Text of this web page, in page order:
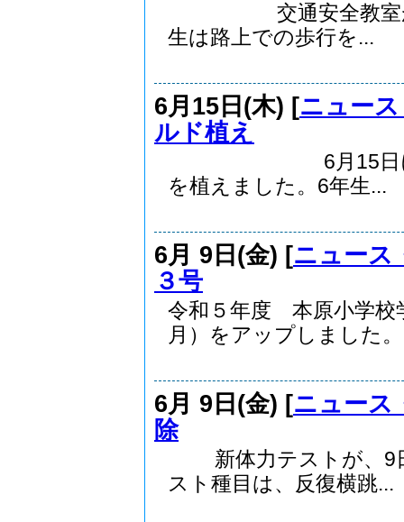
交通安全教室が19
生は路上での歩行を...
6月15日(木) [ニュー
ルド植え
6月15日にたて
を植えました。6年生...
6月 9日(金) [ニュース
３号
令和５年度 本原小学
月）をアップしました
6月 9日(金) [ニュース
除
新体力テストが、9日
スト種目は、反復横跳...